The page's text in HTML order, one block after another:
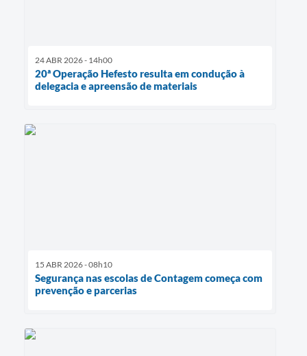
24 ABR 2026 - 14h00
20ª Operação Hefesto resulta em condução à
delegacia e apreensão de materiais
15 ABR 2026 - 08h10
Segurança nas escolas de Contagem começa com
prevenção e parcerias